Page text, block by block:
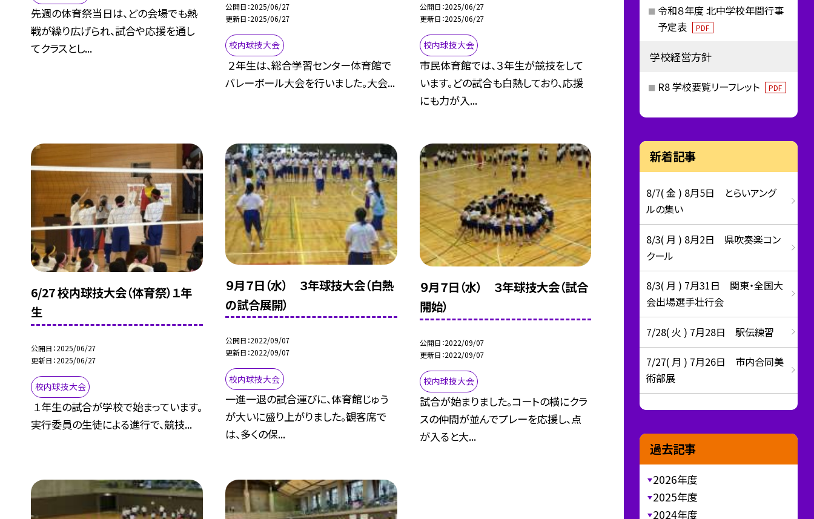
先週の体育祭当日は、どの会場でも熱
戦が繰り広げられ、試合や応援を通し
てクラスとし...
公開日 2025/06/27
更新日 2025/06/27
校内球技大会
２年生は、総合学習センター体育館で
バレーボール大会を行いました。大会...
公開日 2025/06/27
更新日 2025/06/27
校内球技大会
市民体育館では、３年生が競技をして
います。どの試合も白熱しており、応援
にも力が入...
6/27 校内球技大会（体育祭）１年
生
公開日 2025/06/27
更新日 2025/06/27
校内球技大会
１年生の試合が学校で始まっています。
実行委員の生徒による進行で、競技...
９月７日（水） ３年球技大会（白熱
の試合展開）
公開日 2022/09/07
更新日 2022/09/07
校内球技大会
一進一退の試合運びに、体育館じゅう
が大いに盛り上がりました。観客席で
は、多くの保...
９月７日（水） ３年球技大会（試合
開始）
公開日 2022/09/07
更新日 2022/09/07
校内球技大会
試合が始まりました。コートの横にクラ
スの仲間が並んでプレーを応援し、点
が入ると大...
令和８年度 北中学校年間行事
予定表
PDF
学校経営方針
R8 学校要覧リーフレット PDF
新着記事
8/7( 金 ) 8月5日 とらいアング
ルの集い
8/3( 月 ) 8月2日 県吹奏楽コン
クール
8/3( 月 ) 7月31日 関東・全国大
会出場選手壮行会
7/28( 火 ) 7月28日 駅伝練習
7/27( 月 ) 7月26日 市内合同美
術部展
過去記事
2026年度
2025年度
2024年度